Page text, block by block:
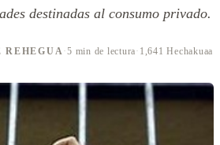
destinadas al consumo privado.
·5 min de lectura· 1,641 Hechakuaa